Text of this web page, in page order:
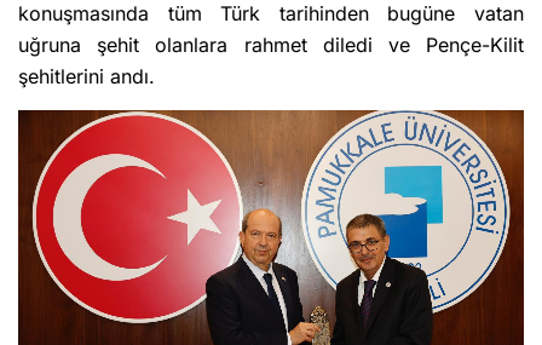
konuşmasında tüm Türk tarihinden bugüne vatan
uğruna şehit olanlara rahmet diledi ve Pençe-Kilit
şehitlerini andı.